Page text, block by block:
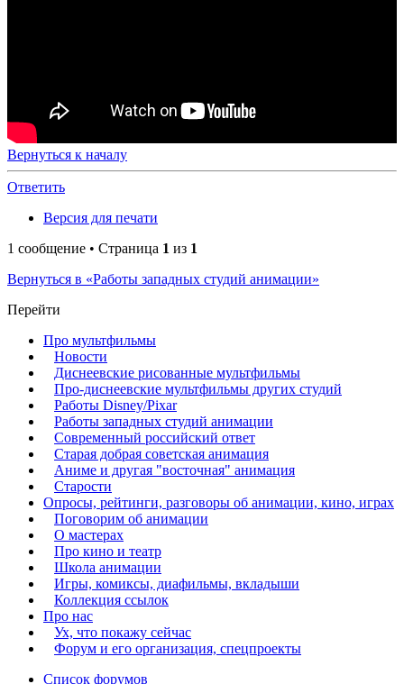
Вернуться к началу
Ответить
Версия для печати
1 сообщение • Страница 1 из 1
Вернуться в «Работы западных студий анимации»
Перейти
Про мультфильмы
Новости
Диснеевские рисованные мультфильмы
Про-диснеевские мультфильмы других студий
Работы Disney/Pixar
Работы западных студий анимации
Современный российский ответ
Старая добрая советская анимация
Аниме и другая "восточная" анимация
Старости
Опросы, рейтинги, разговоры об анимации, кино, играх
Поговорим об анимации
О мастерах
Про кино и театр
Школа анимации
Игры, комиксы, диафильмы, вкладыши
Коллекция ссылок
Про нас
Ух, что покажу сейчас
Форум и его организация, спецпроекты
Список форумов